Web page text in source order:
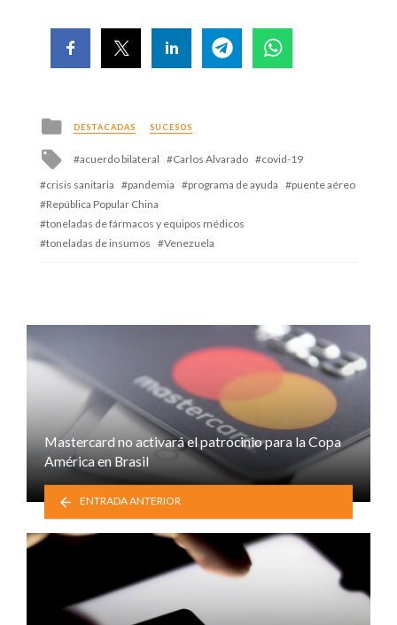
Posted
in
DESTACADAS SUCESOS
Tagged
with
acuerdo bilateral Carlos Alvarado
covid-19
crisis sanitaria
pandemia programa de ayuda
puente aéreo
República Popular China
toneladas de fármacos y equipos médicos
toneladas de insumos
Venezuela
Mastercard no activará el patrocinio para la Copa
América en Brasil
ENTRADA ANTERIOR